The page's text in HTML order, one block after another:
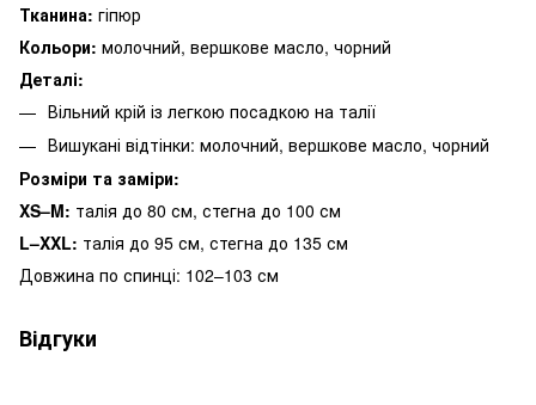
Тканина: гіпюр
Кольори: молочний, вершкове масло, чорний
Деталі:
Вільний крій із легкою посадкою на талії
Вишукані відтінки: молочний, вершкове масло, чорний
Розміри та заміри:
XS–M: талія до 80 см, стегна до 100 см
L–XXL: талія до 95 см, стегна до 135 см
Довжина по спинці: 102–103 см
Відгуки